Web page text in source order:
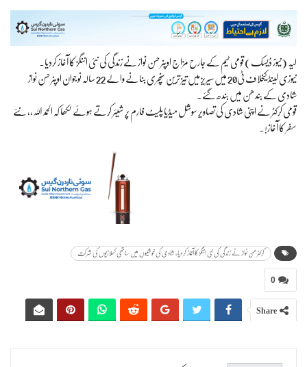
لیہ (نیوز ڈیسک) قومی ٹیم کے جارح مزاج اوپنر حسن نواز نے زندگی کی نئی اننگز کا آغاز کردیا۔
نیوزی لینڈ کیخلاف ٹی20 میں سیریز میں تیز ترین سنچری بنانے والے 22 سالہ نوجوان اوپنر حسن نواز
شادی کے بندھن میں بندھ گئے۔
قومی کرکٹر نے اپنی شادی کی تصاویر سوشل میڈیا پلیٹ فارم پر شیئر کرتے ہوئے لکھا کہ الحمد اللہ،، نئے
سفر کا آغاز!۔
کرکٹر حسن نواز نے زندگی کی نئی اننگز کا آغاز کر دیا، شادی کی خوشیوں میں ساتھی کھلاڑیوں کی شرکت
0
Share